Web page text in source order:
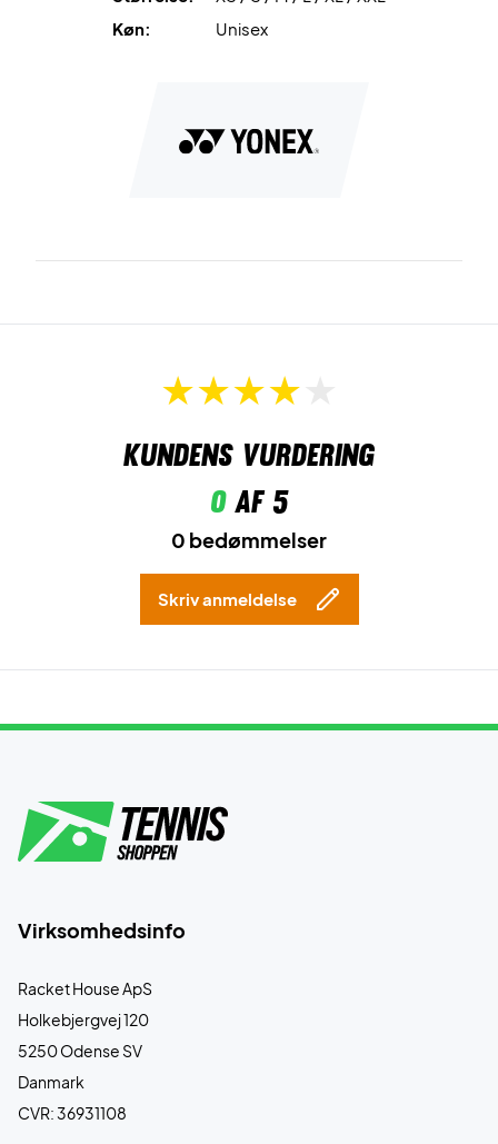
Køn:
Unisex
Kundens vurdering
0af 5
0 bedømmelser
Skriv anmeldelse
Virksomhedsinfo
Racket House ApS
Holkebjergvej 120
5250 Odense SV
Danmark
CVR: 36931108